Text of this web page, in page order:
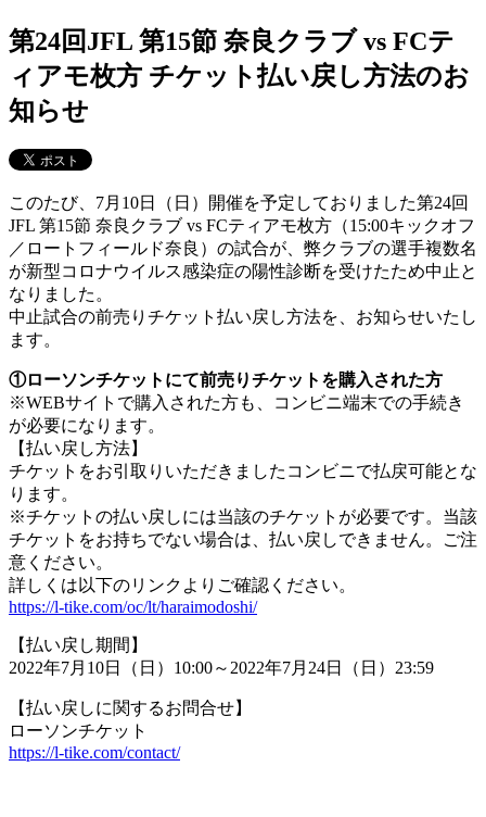
第24回JFL 第15節 奈良クラブ vs FCテ
ィアモ枚方 チケット払い戻し方法のお
知らせ
このたび、7月10日（日）開催を予定しておりました第24回
JFL 第15節 奈良クラブ vs FCティアモ枚方（15:00キックオフ
／ロートフィールド奈良）の試合が、弊クラブの選手複数名
が新型コロナウイルス感染症の陽性診断を受けたため中止と
なりました。
中止試合の前売りチケット払い戻し方法を、お知らせいたし
ます。
①ローソンチケットにて前売りチケットを購入された方
※WEBサイトで購入された方も、コンビニ端末での手続き
が必要になります。
【払い戻し方法】
チケットをお引取りいただきましたコンビニで払戻可能とな
ります。
※チケットの払い戻しには当該のチケットが必要です。当該
チケットをお持ちでない場合は、払い戻しできません。ご注
意ください。
詳しくは以下のリンクよりご確認ください。
https://l-tike.com/oc/lt/haraimodoshi/
【払い戻し期間】
2022年7月10日（日）10:00～2022年7月24日（日）23:59
【払い戻しに関するお問合せ】
ローソンチケット
https://l-tike.com/contact/